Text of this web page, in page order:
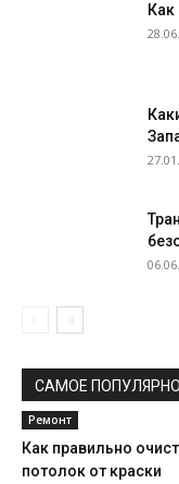
Как
САМОЕ
Ремонт
Как правильно
потолок от краски